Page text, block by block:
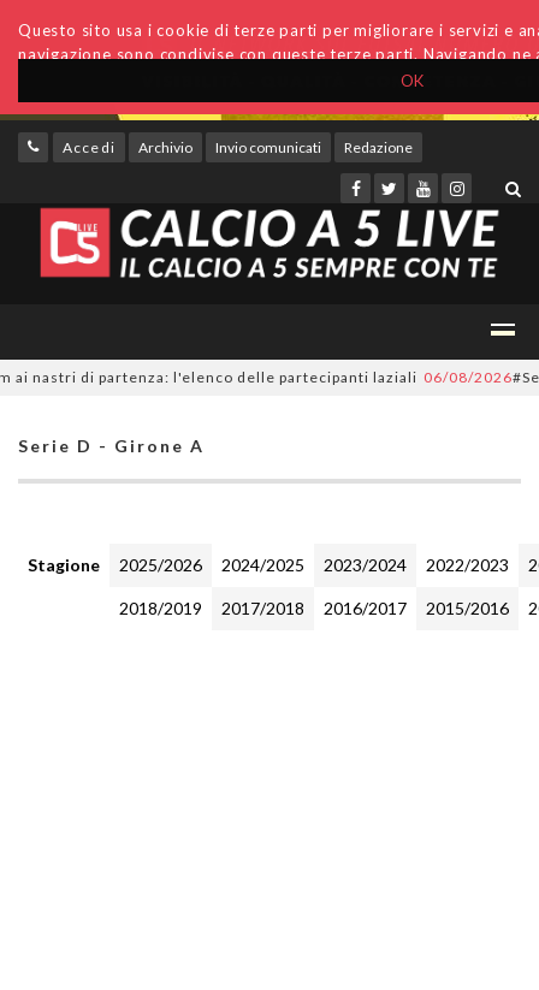
OK
Questo sito usa i cookie di terze parti per migliorare i servizi e
navigazione sono condivise con queste terze parti. Navigando
Accedi Archivio Invio comunicati Redazione
di partenza: l'elenco delle partecipanti laziali 06/08/2026
Serie D - Girone A
Stagione 2025/2026 2024/2025 2023/2024 2022/2023
2018/2019 2017/2018 2016/2017 2015/2016